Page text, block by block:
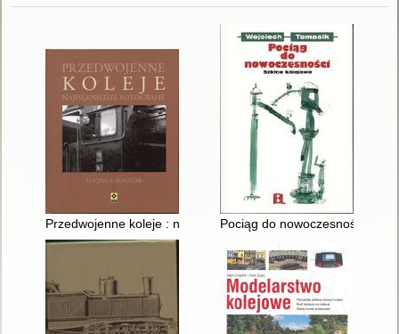
Przedwojenne koleje : najpiękniejsze fotografie
Pociąg do nowoczesności :